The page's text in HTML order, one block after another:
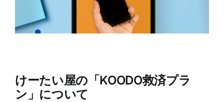
けーたい屋の「KOODO救済プラ
ン」について